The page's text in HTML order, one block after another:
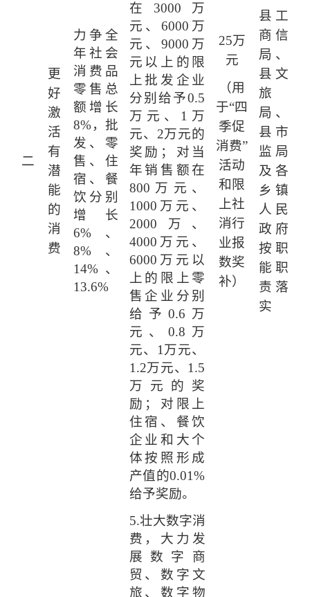
二
更
好
激
活
有
潜
能
的
消
费
力争全
年社会
消费品
零售总
额增长
8%，批
发、零
售、住
宿、餐
饮分别
增长
6%、
8%、
14%、
13.6%
在 3000 万
元、6000 万
元、9000 万
元以上的限
上批发企业
分别给予0.5
万元、 1 万
元、 2万元的
奖励；对当
年销售额在
800 万元、
1000 万元、
2000 万、
4000 万元、
6000 万元以
上的限上零
售企业分别
给予0.6 万
元、0.8 万
元、 1 万元、
1.2万元、 1.5
万元的奖
励；对限上
住宿、餐饮
企业和大个
体按照形成
产值的0.01%
给予奖励。
25万
元
（用
于“四
季促
消费”
活动
和限
上社
消行
业报
数奖
补）
县工
商信
局、
县文
旅
局、
县市
监局
及各
乡镇
人民
政府
按职
能职
责落
实
5.壮大数字消
费，大力发
展数字商
贸、数字文
旅、数字物